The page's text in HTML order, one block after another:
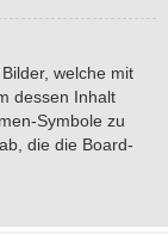
welche mit
dessen Inhalt
Symbole zu
die die Board-